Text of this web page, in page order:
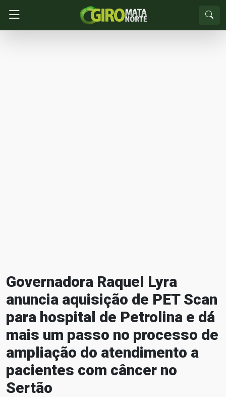
Governadora Raquel Lyra
anuncia aquisição de PET Scan
para hospital de Petrolina e dá
mais um passo no processo de
ampliação do atendimento a
pacientes com câncer no
Sertão